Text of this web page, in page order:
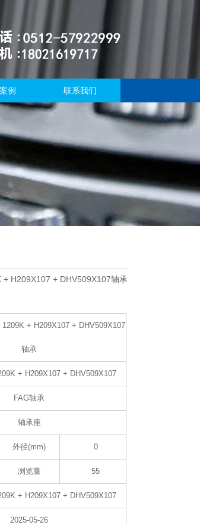
例 联系我们
H209X107 + DHV509X107轴承
1209K + H209X107 + DHV509X107
轴承
+ H209X107 + DHV509X107
FAG轴承
轴承座
外径(mm) 0
浏览量 55
+ H209X107 + DHV509X107
2025-05-26